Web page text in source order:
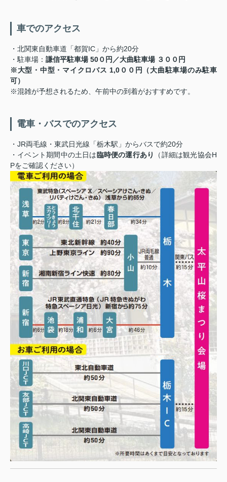
車でのアクセス
・北関東自動車道「都賀IC」から約20分
・駐車場： 謙信平駐車場 50０円／大曲駐車場 ３００円
※大型・中型・マイクロバス 1,0００円（大曲駐車場のみ駐車
可）
※混雑が予想されるため、午前中の到着がおすすめです。
電車・バスでのアクセス
・JR両毛線・東武日光線「栃木駅」からバスで約20分
・イベント期間中の土日は臨時便の運行あり
（詳細は観光協会H
Pをご確認ください）